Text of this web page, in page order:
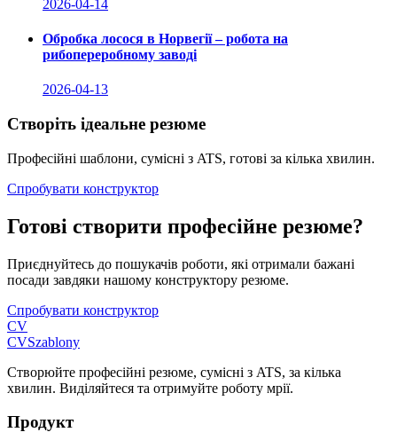
2026-04-14
Обробка лосося в Норвегії – робота на
рибопереробному заводі
2026-04-13
Створіть ідеальне резюме
Професійні шаблони, сумісні з ATS, готові за кілька хвилин.
Спробувати конструктор
Готові створити професійне резюме?
Приєднуйтесь до пошукачів роботи, які отримали бажані
посади завдяки нашому конструктору резюме.
Спробувати конструктор
CV
CVSzablony
Створюйте професійні резюме, сумісні з ATS, за кілька
хвилин. Виділяйтеся та отримуйте роботу мрії.
Продукт